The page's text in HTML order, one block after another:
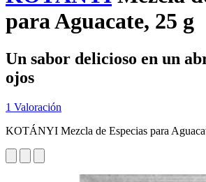
para Aguacate, 25 g
Un sabor delicioso en un
ojos
1 Valoración
KOTÁNYI Mezcla de Especias para